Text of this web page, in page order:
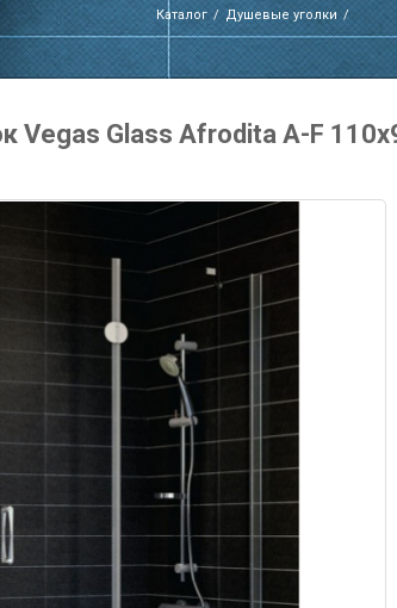
Каталог Душевые уголки
Vegas Glass Afrodita A-F